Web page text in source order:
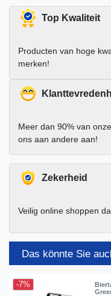
Top Kwaliteit
Producten van hoge
merken!
Meer dan 90% van
ons aan andere aan!
Zekerheid
Veilig online shoppen
Das könnte Sie
-7%